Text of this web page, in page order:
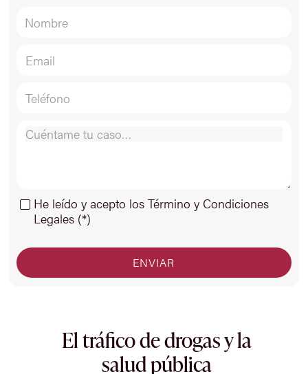
He leído y acepto los Término y Condiciones
Legales (*)
El tráfico de drogas y la
salud pública